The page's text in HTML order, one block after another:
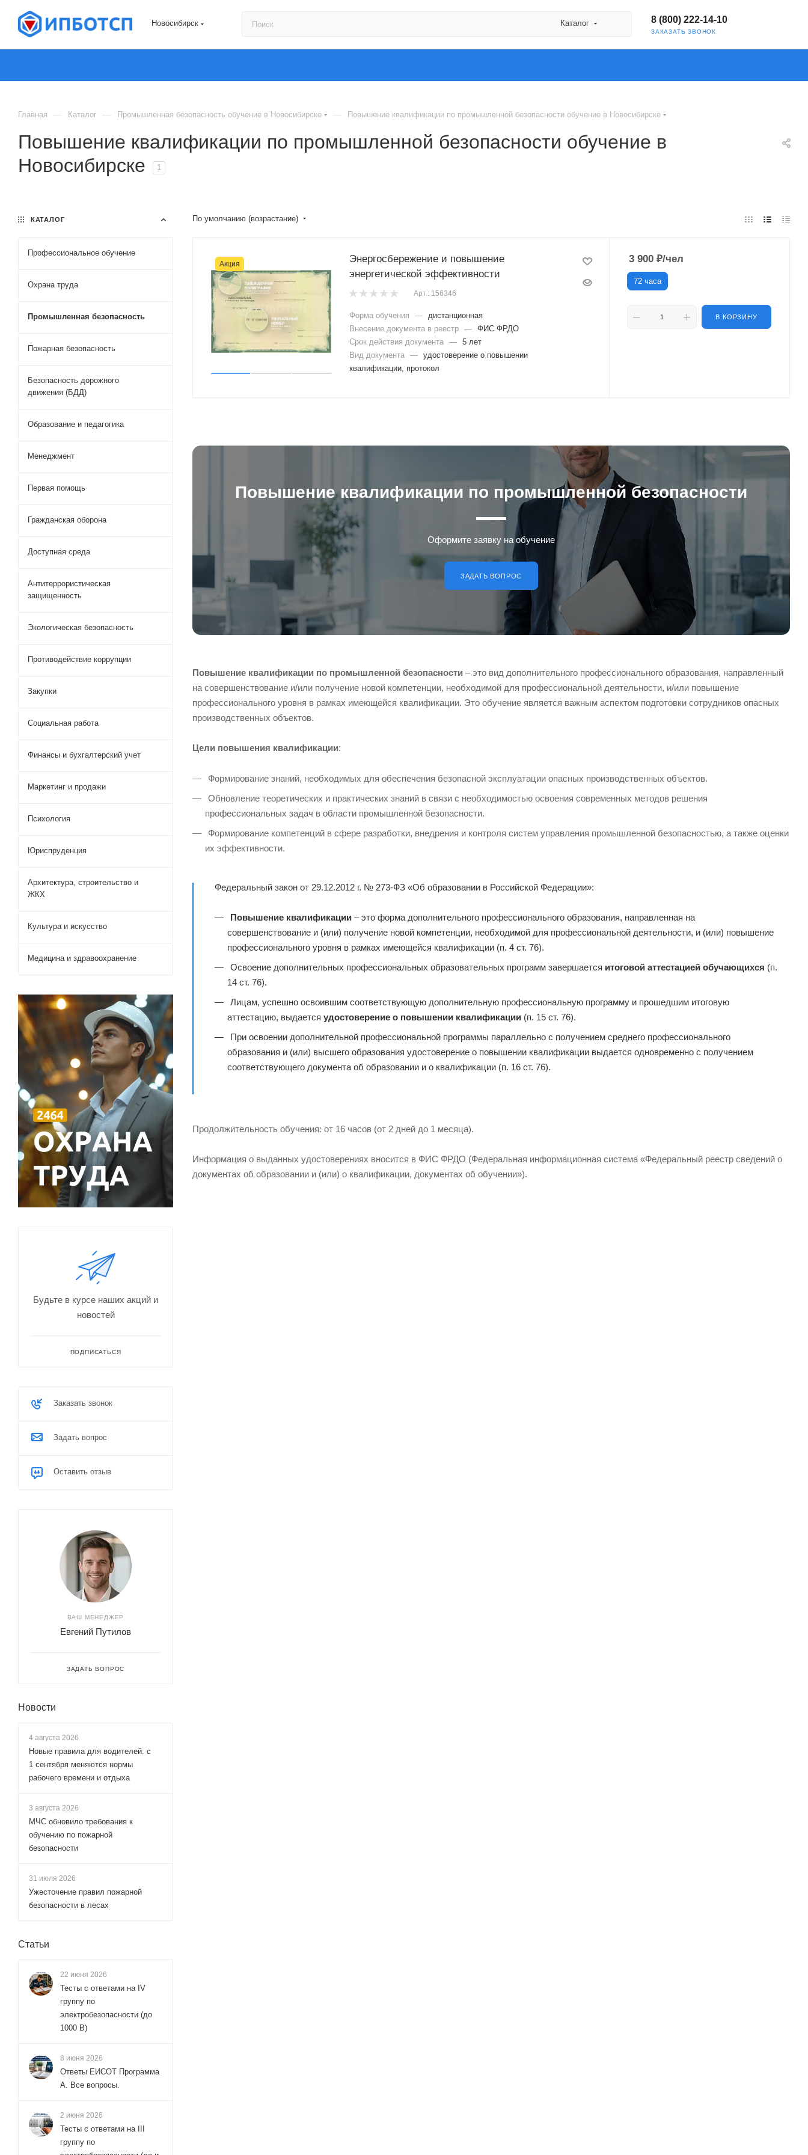
Новосибирск Каталог 8 (800) 222-14-10
ЗАКАЗАТЬ ЗВОНОК
Главная — Каталог — Промышленная безопасность обучение в Новосибирске — Повышение квалификации по промышленной безопасности обучение в Новосибирске
Повышение квалификации по промышленной безопасности обучение в
Новосибирске
1
По умолчанию (возрастание)
Акция
Энергосбережение и повышение
энергетической эффективности
Арт.: 156346
Форма обучения —
дистанционная
Внесение документа в реестр — ФИС ФРДО
Срок действия документа — 5 лет
Вид документа — удостоверение о повышении
квалификации, протокол
3 900 ₽/чел
72 часа
В КОРЗИНУ
Повышение квалификации по промышленной безопасности
Оформите заявку на обучение
ЗАДАТЬ ВОПРОС
Повышение квалификации по промышленной безопасности – это вид дополнительного профессионального образования, направленный
на совершенствование и/или получение новой компетенции, необходимой для профессиональной деятельности, и/или повышение
профессионального уровня в рамках имеющейся квалификации. Это обучение является важным аспектом подготовки сотрудников опасных
производственных объектов.
Цели повышения квалификации:
Формирование знаний, необходимых для обеспечения безопасной эксплуатации опасных производственных объектов.
Обновление теоретических и практических знаний в связи с необходимостью освоения современных методов решения
профессиональных задач в области промышленной безопасности.
Формирование компетенций в сфере разработки, внедрения и контроля систем управления промышленной безопасностью, а также оценки
их эффективности.
Федеральный закон от 29.12.2012 г. № 273-ФЗ «Об образовании в Российской Федерации»:
Повышение квалификации – это форма дополнительного профессионального образования, направленная на
совершенствование и (или) получение новой компетенции, необходимой для профессиональной деятельности, и (или) повышение
профессионального уровня в рамках имеющейся квалификации (п. 4 ст. 76).
Освоение дополнительных профессиональных образовательных программ завершается итоговой аттестацией обучающихся (п.
14 ст. 76).
Лицам, успешно освоившим соответствующую дополнительную профессиональную программу и прошедшим итоговую
аттестацию, выдается удостоверение о повышении квалификации (п. 15 ст. 76).
При освоении дополнительной профессиональной программы параллельно с получением среднего профессионального
образования и (или) высшего образования удостоверение о повышении квалификации выдается одновременно с получением
соответствующего документа об образовании и о квалификации (п. 16 ст. 76).
Продолжительность обучения: от 16 часов (от 2 дней до 1 месяца).
Информация о выданных удостоверениях вносится в ФИС ФРДО (Федеральная информационная система «Федеральный реестр сведений о
документах об образовании и (или) о квалификации, документах об обучении»).
КАТАЛОГ
Профессиональное обучение
Охрана труда
Промышленная безопасность
Пожарная безопасность
Безопасность дорожного
движения (БДД)
Образование и педагогика
Менеджмент
Первая помощь
Гражданская оборона
Доступная среда
Антитеррористическая
защищенность
Экологическая безопасность
Противодействие коррупции
Закупки
Социальная работа
Финансы и бухгалтерский учет
Маркетинг и продажи
Психология
Юриспруденция
Архитектура, строительство и
ЖКХ
Культура и искусство
Медицина и здравоохранение
Будьте в курсе наших акций и
новостей
ПОДПИСАТЬСЯ
Заказать звонок
Задать вопрос
Оставить отзыв
ВАШ МЕНЕДЖЕР
Евгений Путилов
ЗАДАТЬ ВОПРОС
Новости
4 августа 2026
Новые правила для водителей: с
1 сентября меняются нормы
рабочего времени и отдыха
3 августа 2026
МЧС обновило требования к
обучению по пожарной
безопасности
31 июля 2026
Ужесточение правил пожарной
безопасности в лесах
Статьи
22 июня 2026
Тесты с ответами на IV
группу по
электробезопасности (до
1000 В)
8 июня 2026
Ответы ЕИСОТ Программа
А. Все вопросы.
2 июня 2026
Тесты с ответами на III
группу по